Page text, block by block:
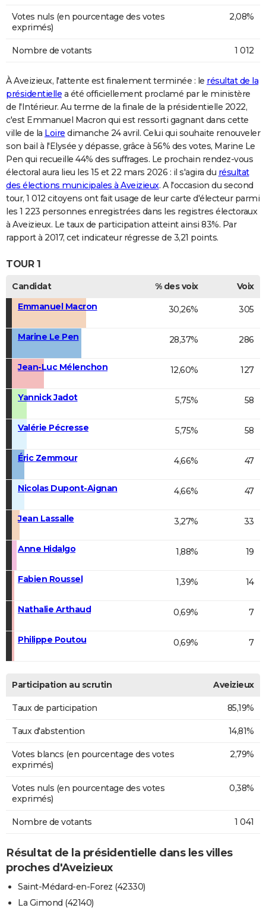
Votes nuls (en pourcentage des votes
exprimés)
2,08%
Nombre de votants 1 012
À Aveizieux, l'attente est finalement terminée : le résultat de la
présidentielle a été officiellement proclamé par le ministère
de l'Intérieur. Au terme de la finale de la présidentielle 2022,
c'est Emmanuel Macron qui est ressorti gagnant dans cette
ville de la Loire dimanche 24 avril. Celui qui souhaite renouveler
son bail à l'Elysée y dépasse, grâce à 56% des votes, Marine Le
Pen qui recueille 44% des suffrages. Le prochain rendez-vous
électoral aura lieu les 15 et 22 mars 2026 : il s'agira du résultat
des élections municipales à Aveizieux. A l'occasion du second
tour, 1 012 citoyens ont fait usage de leur carte d'électeur parmi
les 1 223 personnes enregistrées dans les registres électoraux
à Aveizieux. Le taux de participation atteint ainsi 83%. Par
rapport à 2017, cet indicateur régresse de 3,21 points.
TOUR 1
Candidat % des voix
Voix
Emmanuel Macron
30,26% 305
Marine Le Pen 28,37% 286
Jean-Luc Mélenchon 12,60% 127
Yannick Jadot 5,75% 58
Valérie Pécresse 5,75% 58
Éric Zemmour 4,66% 47
Nicolas Dupont-Aignan 4,66% 47
Jean Lassalle 3,27% 33
Anne Hidalgo 1,88% 19
Fabien Roussel 1,39% 14
Nathalie Arthaud 0,69% 7
Philippe Poutou 0,69% 7
Participation au scrutin Aveizieux
Taux de participation 85,19%
Taux d'abstention 14,81%
Votes blancs (en pourcentage des votes
exprimés)
2,79%
Votes nuls (en pourcentage des votes
exprimés)
0,38%
Nombre de votants 1 041
Résultat de la présidentielle dans les villes
proches d'Aveizieux
Saint-Médard-en-Forez (42330)
La Gimond (42140)